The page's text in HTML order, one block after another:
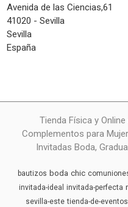
Avenida de las Ciencias,61
41020 - Sevilla
Sevilla
España
Tienda Física y
Complementos para
Invitadas Boda,
bautizos boda chic
invitada-ideal invitada-perfecta
sevilla-este tienda-de-eventos